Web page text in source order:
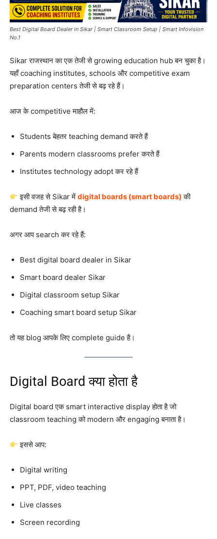
Best Digital Board Dealer in Sikar | Smart Classroom Setup | Smart Infovision
No.1
Sikar राजस्थान का एक तेजी से growing education hub बन चुका है।
यहाँ coaching institutes, schools और competitive exam
preparation centers तेजी से बढ़ रहे हैं।
आज के competitive माहौल में:
Students बेहतर teaching demand करते हैं
Parents modern classrooms prefer करते हैं
Institutes technology adopt कर रहे हैं
इसी वजह से Sikar मेंdigital boards (smart boards) की
demand तेजी से बढ़ रही है।
अगर आप search कर रहे हैं:
Best digital board dealer in Sikar
Smart board dealer Sikar
Digital classroom setup Sikar
Coaching smart board setup Sikar
तो यह blog आपके लिए complete guide है।
Digital Board क्या होता है
Digital board एक smart interactive display होता है जो
classroom teaching को modern और engaging बनाता है।
इससे आप:
Digital writing
PPT, PDF, video teaching
Live classes
Screen recording